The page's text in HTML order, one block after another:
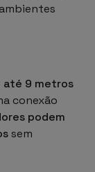
9 metros
conexão
podem
sem